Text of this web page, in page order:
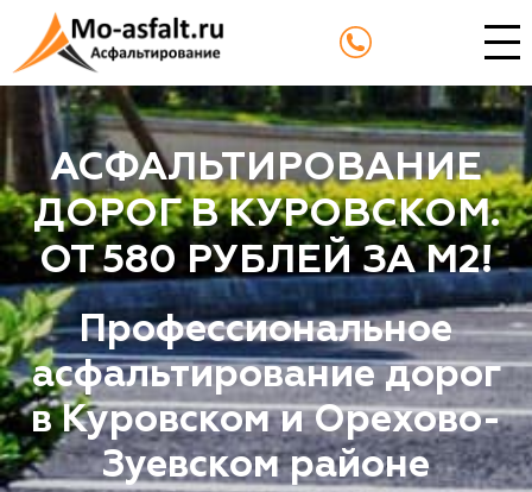
АСФАЛЬТИРОВАНИЕ
ДОРОГ В КУРОВСКОМ.
ОТ 580 РУБЛЕЙ ЗА М2!
Профессиональное
асфальтирование дорог
в Куровском и Орехово-
Зуевском районе